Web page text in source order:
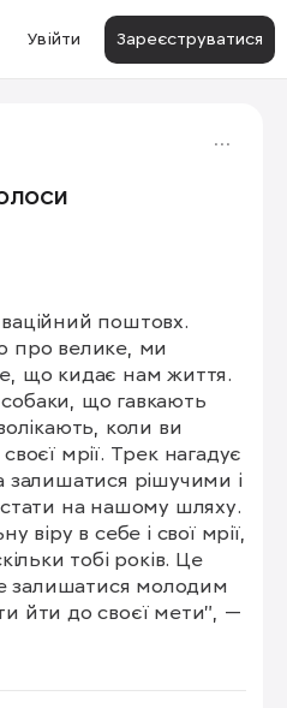
Увійти Зареєструватися
поштовх.
про велике, ми
що кидає нам життя.
собаки, що гавкають
коли ви
мрії. Трек нагадує
рішучими і
на нашому шляху.
віру в себе і свої мрії,
тобі років. Це
залишатися молодим
йти до своєї мети”, —